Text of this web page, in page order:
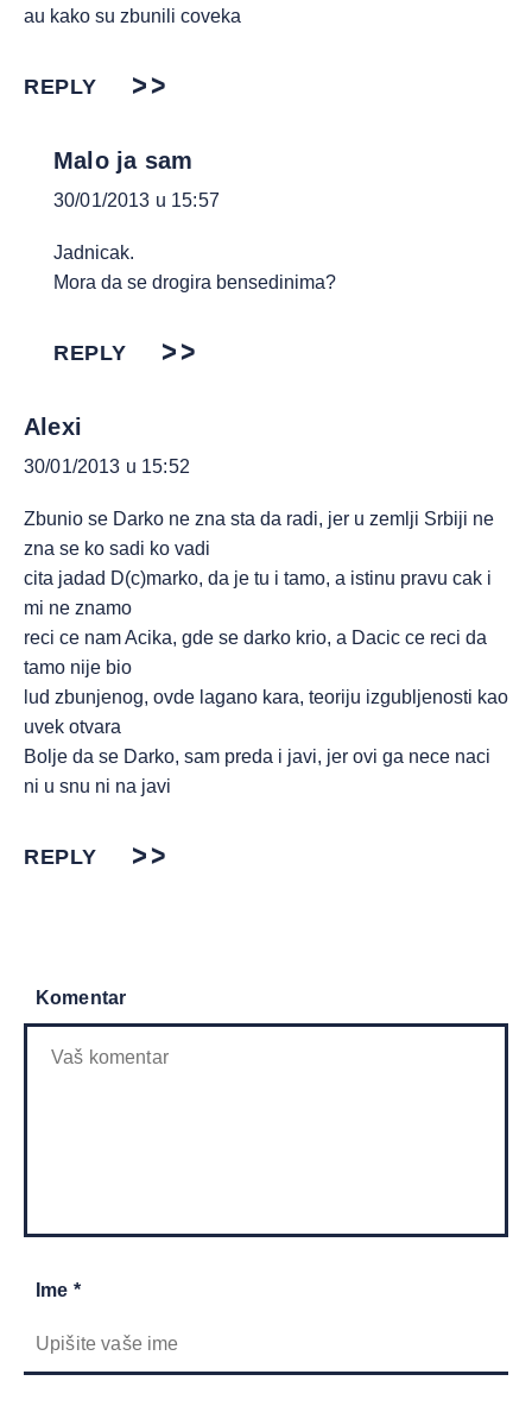
au kako su zbunili coveka
REPLY
Malo ja sam
30/01/2013 u 15:57
Jadnicak.
Mora da se drogira bensedinima?
REPLY
Alexi
30/01/2013 u 15:52
Zbunio se Darko ne zna sta da radi, jer u zemlji Srbiji ne
zna se ko sadi ko vadi
cita jadad D(c)marko, da je tu i tamo, a istinu pravu cak i
mi ne znamo
reci ce nam Acika, gde se darko krio, a Dacic ce reci da
tamo nije bio
lud zbunjenog, ovde lagano kara, teoriju izgubljenosti kao
uvek otvara
Bolje da se Darko, sam preda i javi, jer ovi ga nece naci
ni u snu ni na javi
REPLY
Komentar
Ime *